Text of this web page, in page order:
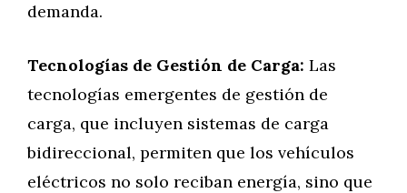
demanda.
Tecnologías de Gestión de Carga: Las
tecnologías emergentes de gestión de
carga, que incluyen sistemas de carga
bidireccional, permiten que los vehículos
eléctricos no solo reciban energía, sino que